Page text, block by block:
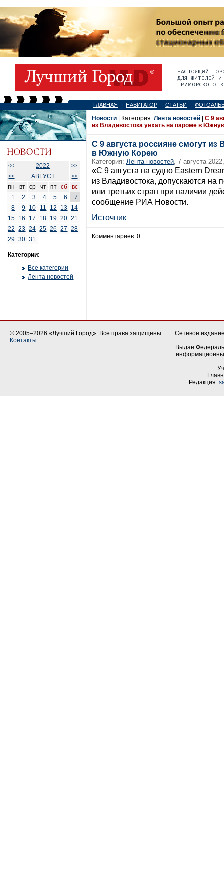
ГЛАВНАЯ НАВИГАТОР СТАТЬИ
<< 2022
>>
<<
АВГУСТ >>
пн вт ср чт пт сб
вс
1
2 3 4 5 6
7
8
9 10 11 12 13 14
15 16 17 18 19 20 21
22
23 24 25 26 27
28
29 30 31
Категории:
Все категории
Лента новостей
Новости | Категория: Лента новостей
С 9
из Владивостока уехать на пароме в
С 9 августа россияне смогут из
в Южную Корею
Категория: Лента новостей, 7 августа
«С 9 августа на судно Eastern
из Владивостока, допускаются на
или третьих стран при наличии
сообщение РИА Новости.
Источник
Комментариев: 0
© 2005–2026 «Лучший Город». Все права защищены.
Контакты
Сетевое
Выдан
Редакция: